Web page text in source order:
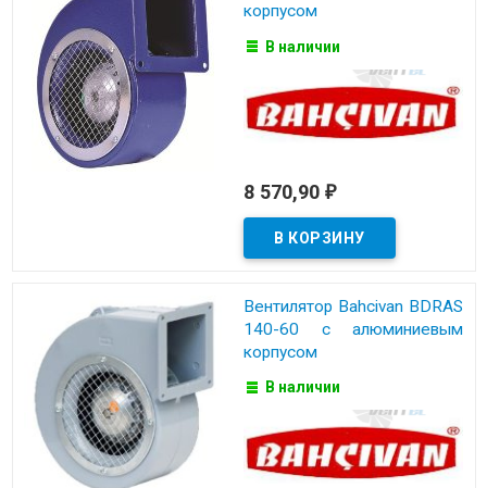
корпусом
В наличии
8 570,90 ₽
Вентилятор Bahcivan BDRAS
140-60 с алюминиевым
корпусом
В наличии